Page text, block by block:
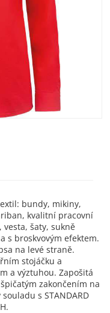
bundy, mikiny,
kvalitní pracovní
šaty, sukně
s broskvovým efektem.
na levé straně.
stojáčku a
a výztuhou. Zapošitá
zakončením na
s STANDARD